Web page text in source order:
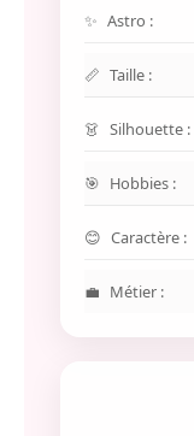
Astro :
Taille :
Silhouette :
Hobbies :
Caractère :
Métier :